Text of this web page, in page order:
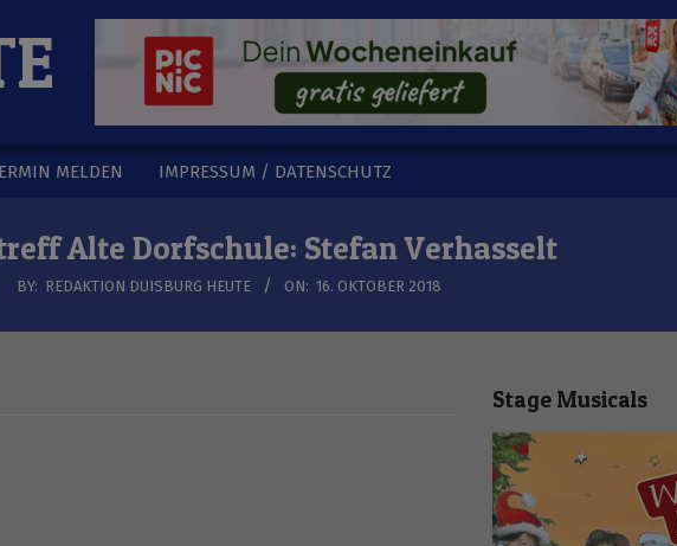
MELDEN IMPRESSUM / DATENSCHUTZ
Alte Dorfschule: Stefan Verhasselt
BY: REDAKTION DUISBURG HEUTE ON: 16. OKTOBER 2018
Stage Musicals